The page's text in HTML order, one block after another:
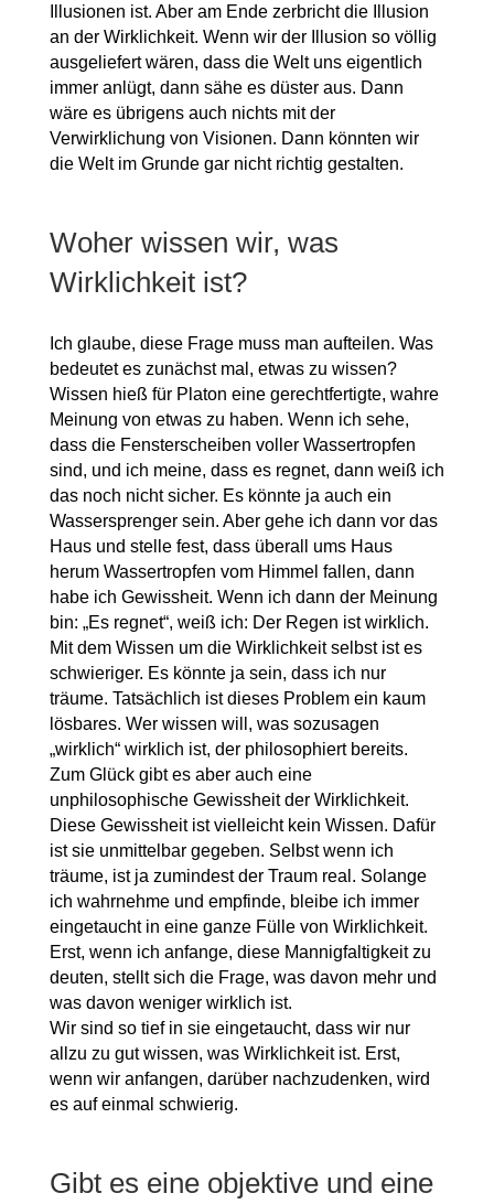
Illusionen ist. Aber am Ende zerbricht die Illusion
an der Wirklichkeit. Wenn wir der Illusion so völlig
ausgeliefert wären, dass die Welt uns eigentlich
immer anlügt, dann sähe es düster aus. Dann
wäre es übrigens auch nichts mit der
Verwirklichung von Visionen. Dann könnten wir
die Welt im Grunde gar nicht richtig gestalten.
Woher wissen wir, was
Wirklichkeit ist?
Ich glaube, diese Frage muss man aufteilen. Was
bedeutet es zunächst mal, etwas zu wissen?
Wissen hieß für Platon eine gerechtfertigte, wahre
Meinung von etwas zu haben. Wenn ich sehe,
dass die Fensterscheiben voller Wassertropfen
sind, und ich meine, dass es regnet, dann weiß ich
das noch nicht sicher. Es könnte ja auch ein
Wassersprenger sein. Aber gehe ich dann vor das
Haus und stelle fest, dass überall ums Haus
herum Wassertropfen vom Himmel fallen, dann
habe ich Gewissheit. Wenn ich dann der Meinung
bin: „Es regnet“, weiß ich: Der Regen ist wirklich.
Mit dem Wissen um die Wirklichkeit selbst ist es
schwieriger. Es könnte ja sein, dass ich nur
träume. Tatsächlich ist dieses Problem ein kaum
lösbares. Wer wissen will, was sozusagen
„wirklich“ wirklich ist, der philosophiert bereits.
Zum Glück gibt es aber auch eine
unphilosophische Gewissheit der Wirklichkeit.
Diese Gewissheit ist vielleicht kein Wissen. Dafür
ist sie unmittelbar gegeben. Selbst wenn ich
träume, ist ja zumindest der Traum real. Solange
ich wahrnehme und empfinde, bleibe ich immer
eingetaucht in eine ganze Fülle von Wirklichkeit.
Erst, wenn ich anfange, diese Mannigfaltigkeit zu
deuten, stellt sich die Frage, was davon mehr und
was davon weniger wirklich ist.
Wir sind so tief in sie eingetaucht, dass wir nur
allzu zu gut wissen, was Wirklichkeit ist. Erst,
wenn wir anfangen, darüber nachzudenken, wird
es auf einmal schwierig.
Gibt es eine objektive und eine